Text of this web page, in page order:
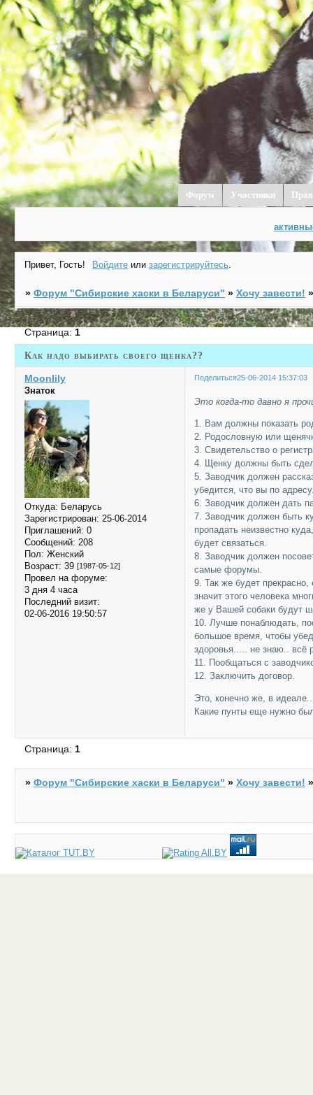
Форум Участники
Привет, Гость! Войдите илизарегистрируйтесь.
»Форум "Cибирские хаски в Беларуси" »Хочу завести!
Как надо выбирать своего щенка??
Страница: 1
Поделиться25-06-2014 15:37:03
Moonlily
Знаток
Откуда: Беларусь
Зарегистрирован: 25-06-2014
Приглашений: 0
Сообщений: 208
Пол: Женский
Возраст: 39 [1987-05-12]
Провел на форуме:
3 дня 4 часа
Последний визит:
02-06-2016 19:50:57
Это когда-то давно я
1. Вам должны показать
2. Родословную или
3. Свидетельство о
4. Щенку должны быть
5. Заводчик должен
убедится, что вы по
6. Заводчик должен дать
7. Заводчик должен быть
пропадать неизвестно
будет связаться.
8. Заводчик должен
самые форумы.
9. Так же будет
значит этого человека
же у Вашей собаки будут
10. Лучше понаблюдать,
большое время, чтобы
здоровья..... не знаю.. всё
11. Пообщаться с
12. Заключить договор.
Это, конечно же, в
Какие пунты еще нужно
Страница:1
»Форум "Cибирские хаски в Беларуси" »Хочу завести!